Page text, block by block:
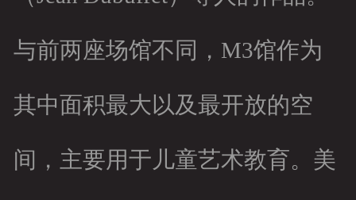
与前两座场馆不同，M3馆作为
其中面积最大以及最开放的空
间，主要用于儿童艺术教育。美